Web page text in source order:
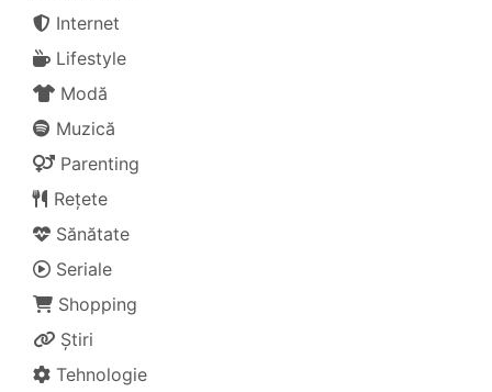
Internet
Lifestyle
Modă
Muzică
Parenting
Rețete
Sănătate
Seriale
Shopping
Știri
Tehnologie